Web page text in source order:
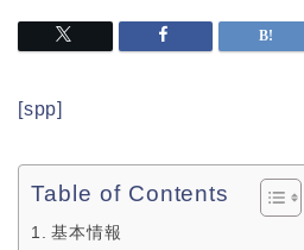
[spp]
Table of Contents
基本情報